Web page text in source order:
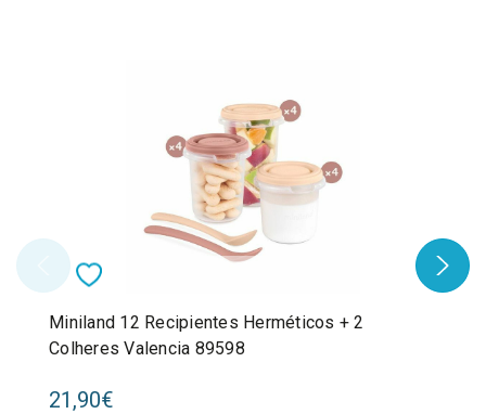
Miniland 12 Recipientes Herméticos + 2
Colheres Valencia 89598
21,90€